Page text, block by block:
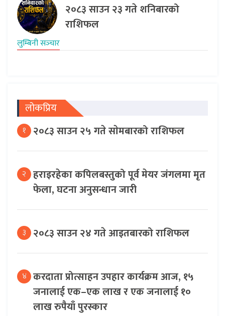
२०८३ साउन २३ गते शनिबारको
राशिफल
लुम्बिनी सञ्‍चार
लोकप्रिय
१ २०८३ साउन २५ गते साेमबारको राशिफल
२ हराइरहेका कपिलबस्तुको पूर्व मेयर जंगलमा मृत
फेला, घटना अनुसन्धान जारी
३ २०८३ साउन २४ गते आइतबारको राशिफल
४ करदाता प्रोत्साहन उपहार कार्यक्रम आज, १५
जनालाई एक–एक लाख र एक जनालाई १०
लाख रुपैयाँ पुरस्कार